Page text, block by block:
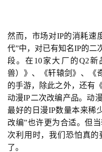
然而，市场对IP的消耗速
代”中，对已有知名IP的二
段。在10家大厂的Q2新
兽）》、《轩辕剑》、《
的手游，除此之外，还有
动漫IP二次改编产品。动
最好的日漫IP数量本来稀
改编”也许更为合适。但
次利用时，我们恐怕真
了。